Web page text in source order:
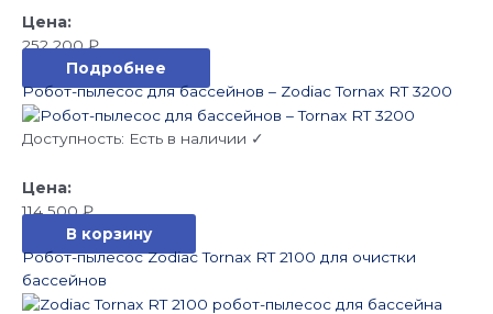
252 200₽
Подробнее
Робот-пылесос для бассейнов – Zodiac Tornax RT 3200
Доступность: Есть в наличии ✓
114 500₽
В корзину
Робот-пылесос Zodiac Tornax RT 2100 для очистки
бассейнов